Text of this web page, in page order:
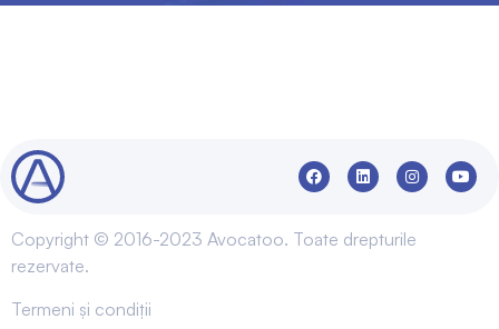
Copyright © 2016-2023 Avocatoo. Toate drepturile
rezervate.
Termeni și condiții